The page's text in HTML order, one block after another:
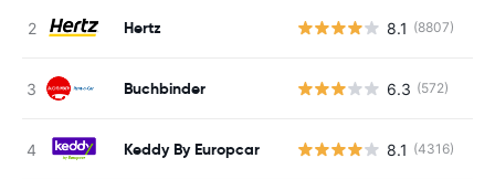
Hertz 8.1 (8807)
Buchbinder 6.3 (572)
Keddy By Europcar 8.1 (4316)